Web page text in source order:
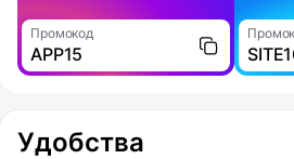
Промокод
APP15
Удобства